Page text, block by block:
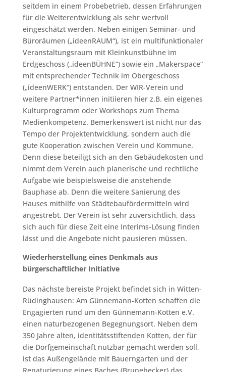
seitdem in einem Probebetrieb, dessen Erfahrungen
für die Weiterentwicklung als sehr wertvoll
eingeschätzt werden. Neben einigen Seminar- und
Büroräumen („ideenRAUM“), ist ein multifunktionaler
Veranstaltungsraum mit Kleinkunstbühne im
Erdgeschoss („ideenBÜHNE“) sowie ein „Makerspace“
mit entsprechender Technik im Obergeschoss
(„ideenWERK“) entstanden. Der WIR-Verein und
weitere Partner*innen initiieren hier z.B. ein eigenes
Kulturprogramm oder Workshops zum Thema
Medienkompetenz. Bemerkenswert ist nicht nur das
Tempo der Projektentwicklung, sondern auch die
gute Kooperation zwischen Verein und Kommune.
Denn diese beteiligt sich an den Gebäudekosten und
nimmt dem Verein auch planerische und rechtliche
Aufgabe wie beispielsweise die anstehende
Bauphase ab. Denn die weitere Sanierung des
Hauses mithilfe von Städtebaufördermitteln wird
angestrebt. Der Verein ist sehr zuversichtlich, dass
sich auch für diese Zeit eine Interims-Lösung finden
lässt und die Angebote nicht pausieren müssen.
Wiederherstellung eines Denkmals aus
bürgerschaftlicher Initiative
Das nächste bereiste Projekt befindet sich in Witten-
Rüdinghausen: Am Günnemann-Kotten schaffen die
Engagierten rund um den Günnemann-Kotten e.V.
einen naturbezogenen Begegnungsort. Neben dem
350 Jahre alten, identitätsstiftenden Kotten, der für
die Dorfgemeinschaft nutzbar gemacht werden soll,
ist das Außengelände mit Bauerngarten und der
Renaturierung eines Baches (Brunebecker) das